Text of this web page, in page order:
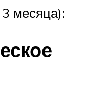
месяца):